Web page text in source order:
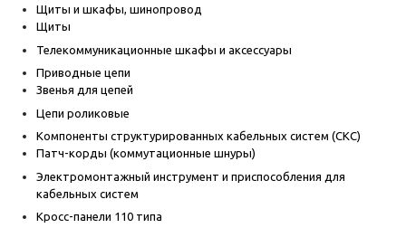
Щиты и шкафы, шинопровод
Щиты
Телекоммуникационные шкафы и аксессуары
Приводные цепи
Звенья для цепей
Цепи роликовые
Компоненты структурированных кабельных систем (СКС)
Патч-корды (коммутационные шнуры)
Электромонтажный инструмент и приспособления для
кабельных систем
Кросс-панели 110 типа